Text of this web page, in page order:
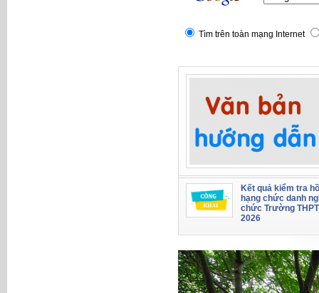
Tìm trên toàn mạng Internet
Kết quả kiểm tra
hạng chức danh
chức Trường
2026